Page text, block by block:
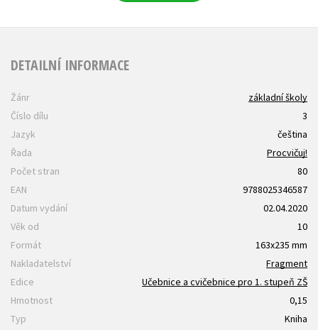
DETAILNÍ INFORMACE
Žánr
základní školy
Číslo dílu
3
Jazyk
čeština
Řada
Procvičuj!
Počet stran
80
EAN
9788025346587
Datum vydání
02.04.2020
Věk od
10
Formát
163x235 mm
Nakladatelství
Fragment
Edice
Učebnice a cvičebnice pro 1. stupeň ZŠ
Hmotnost
0,15
Typ
Kniha